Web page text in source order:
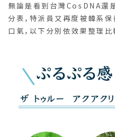
無論是看到台灣CosDNA還
分表，特派員又再度被韓系
口氣，以下分別依效果整理比